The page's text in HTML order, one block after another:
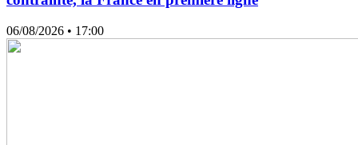
06/08/2026 • 17:00